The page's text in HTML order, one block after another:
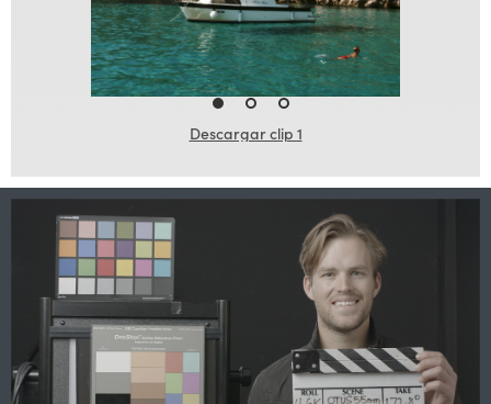
Descargar clip 1